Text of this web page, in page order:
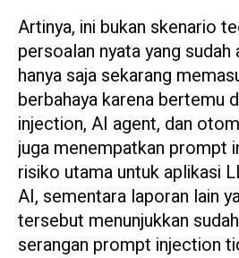
Artinya, ini bukan skenario
persoalan nyata yang sudah
hanya saja sekarang
berbahaya karena bertemu
injection, AI agent, dan
juga menempatkan prompt
risiko utama untuk aplikasi
AI, sementara laporan lain
tersebut menunjukkan
serangan prompt injection